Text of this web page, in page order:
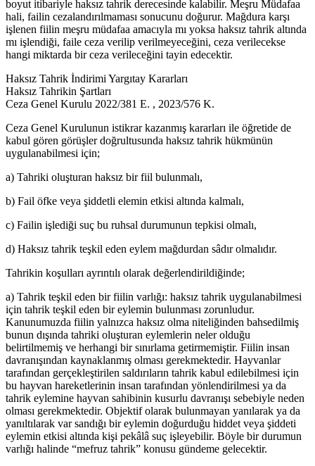
boyut itibariyle haksız tahrik derecesinde kalabilir. Meşru Müdafaa
hali, failin cezalandırılmaması sonucunu doğurur. Mağdura karşı
işlenen fiilin meşru müdafaa amacıyla mı yoksa haksız tahrik altında
mı işlendiği, faile ceza verilip verilmeyeceğini, ceza verilecekse
hangi miktarda bir ceza verileceğini tayin edecektir.
Haksız Tahrik İndirimi Yargıtay Kararları
Haksız Tahrikin Şartları
Ceza Genel Kurulu 2022/381 E. , 2023/576 K.
Ceza Genel Kurulunun istikrar kazanmış kararları ile öğretide de
kabul gören görüşler doğrultusunda haksız tahrik hükmünün
uygulanabilmesi için;
a) Tahriki oluşturan haksız bir fiil bulunmalı,
b) Fail öfke veya şiddetli elemin etkisi altında kalmalı,
c) Failin işlediği suç bu ruhsal durumunun tepkisi olmalı,
d) Haksız tahrik teşkil eden eylem mağdurdan sâdır olmalıdır.
Tahrikin koşulları ayrıntılı olarak değerlendirildiğinde;
a) Tahrik teşkil eden bir fiilin varlığı: haksız tahrik uygulanabilmesi
için tahrik teşkil eden bir eylemin bulunması zorunludur.
Kanunumuzda fiilin yalnızca haksız olma niteliğinden bahsedilmiş
bunun dışında tahriki oluşturan eylemlerin neler olduğu
belirtilmemiş ve herhangi bir sınırlama getirmemiştir. Fiilin insan
davranışından kaynaklanmış olması gerekmektedir. Hayvanlar
tarafından gerçekleştirilen saldırıların tahrik kabul edilebilmesi için
bu hayvan hareketlerinin insan tarafından yönlendirilmesi ya da
tahrik eylemine hayvan sahibinin kusurlu davranışı sebebiyle neden
olması gerekmektedir. Objektif olarak bulunmayan yanılarak ya da
yanıltılarak var sandığı bir eylemin doğurduğu hiddet veya şiddeti
eylemin etkisi altında kişi pekâlâ suç işleyebilir. Böyle bir durumun
varlığı halinde “mefruz tahrik” konusu gündeme gelecektir.